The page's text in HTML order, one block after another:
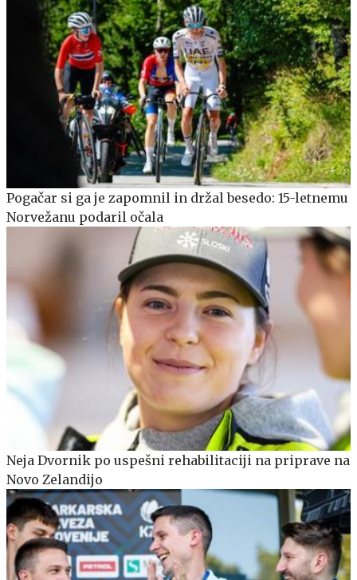
Pogačar si ga je zapomnil in držal besedo: 15-letnemu
Norvežanu podaril očala
Neja Dvornik po uspešni rehabilitaciji na priprave na
Novo Zelandijo